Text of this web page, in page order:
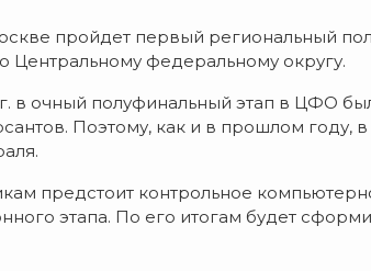
пройдет первый региональный
Центральному федеральному округу.
в очный полуфинальный этап в ЦФО
Поэтому, как и в прошлом году,
предстоит контрольное
этапа. По его итогам будет